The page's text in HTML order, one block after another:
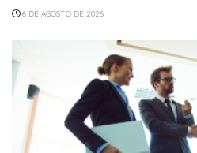
6 DE AGOSTO DE 2026